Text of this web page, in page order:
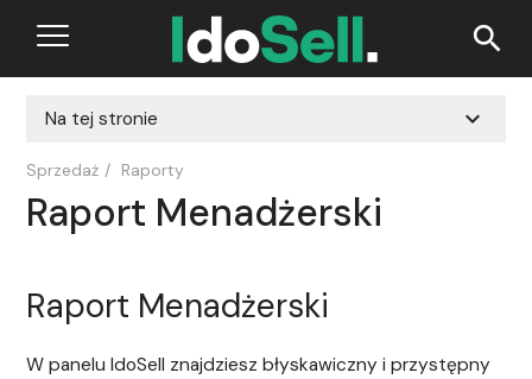
search
Na tej stronie expand_more
Sprzedaż / Raporty
Raport Menadżerski
Raport Menadżerski
W panelu IdoSell znajdziesz błyskawiczny i przystępny